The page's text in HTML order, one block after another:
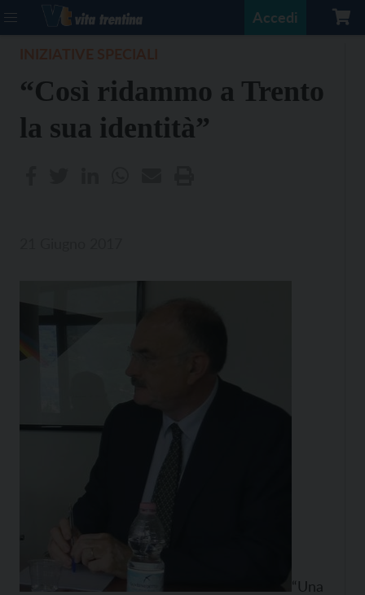
Accedi
“Così ridammo a Trento
la sua identità”
“Una